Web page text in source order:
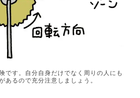
です。自分自身だけでなく周りの人にも
あるので充分注意しましょう。